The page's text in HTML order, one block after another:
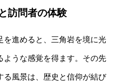
訪問者の体験
を進めると、三角岩を境に光
ような感覚を得ます。その先
る風景は、歴史と信仰が結び